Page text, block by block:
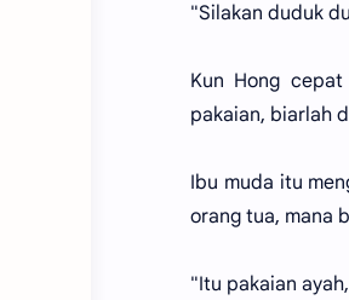
"Silakan duduk
Kun Hong
pakaian, biarlah
Ibu muda itu
orang tua, mana
"Itu pakaian